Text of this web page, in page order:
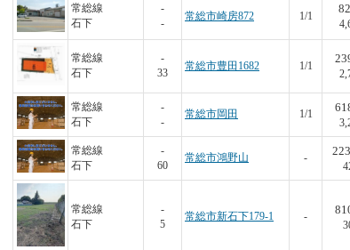
常総線
石下
-
-
常総市崎房872 1/1
82
常総線
石下
-
33
常総市豊田1682 1/1
常総線
石下
-
-
常総市岡田 1/1
常総線
石下
-
60
常総市鴻野山 -
常総線
石下
-
5
常総市新石下179-1 -